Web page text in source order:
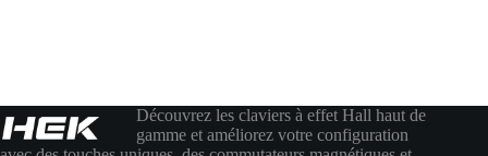
Découvrez les claviers à effet Hall haut de
gamme et améliorez votre configuration